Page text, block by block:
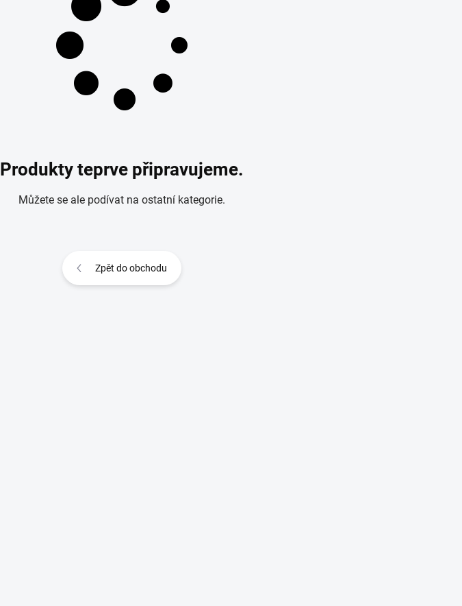
Produkty teprve připravujeme.
Můžete se ale podívat na ostatní kategorie.
Zpět do obchodu